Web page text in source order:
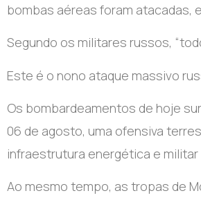
bombas aéreas foram atacadas,
Segundo os militares russos,
Este é o nono ataque massivo
Os bombardeamentos de hoje
06 de agosto, uma ofensiva
infraestrutura energética e militar
Ao mesmo tempo, as tropas de